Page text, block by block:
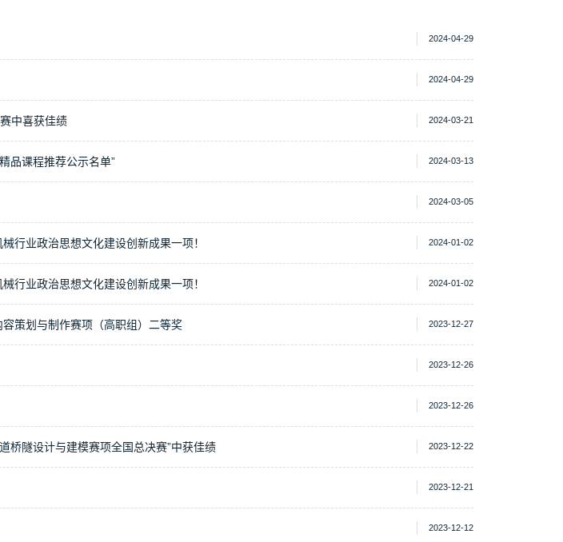
2024-04-29
2024-04-29
中喜获佳绩 2024-03-21
品课程推荐公示名单” 2024-03-13
2024-03-05
行业政治思想文化建设创新成果一项！ 2024-01-02
行业政治思想文化建设创新成果一项！ 2024-01-02
策划与制作赛项（高职组）二等奖 2023-12-27
2023-12-26
2023-12-26
桥隧设计与建模赛项全国总决赛”中获佳绩 2023-12-22
2023-12-21
2023-12-12